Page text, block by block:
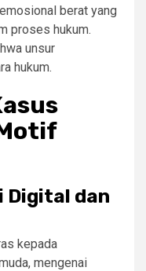
berat yang
proses hukum.
unsur
hukum.
Digital dan
kepada
mengenai